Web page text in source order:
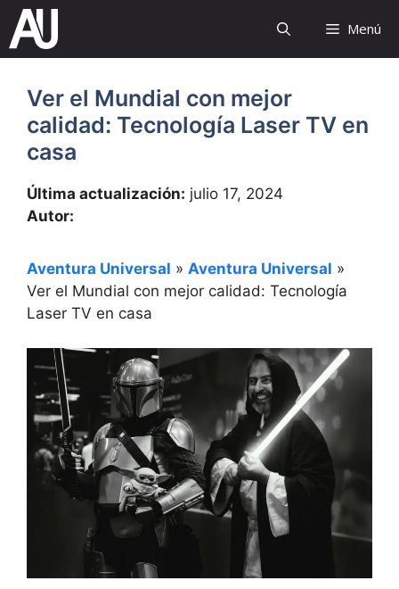
Saltar
contenido
Menú
Ver el Mundial con mejor
calidad: Tecnología Laser TV en
casa
Última actualización: julio 17, 2024
Autor:
Aventura Universal » Aventura Universal »
Ver el Mundial con mejor calidad: Tecnología
Laser TV en casa